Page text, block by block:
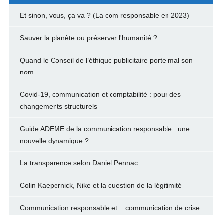
Et sinon, vous, ça va ? (La com responsable en 2023)
Sauver la planète ou préserver l'humanité ?
Quand le Conseil de l’éthique publicitaire porte mal son
nom
Covid-19, communication et comptabilité : pour des
changements structurels
Guide ADEME de la communication responsable : une
nouvelle dynamique ?
La transparence selon Daniel Pennac
Colin Kaepernick, Nike et la question de la légitimité
Communication responsable et... communication de crise